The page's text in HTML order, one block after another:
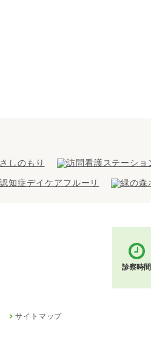
診察時間
サイトマップ